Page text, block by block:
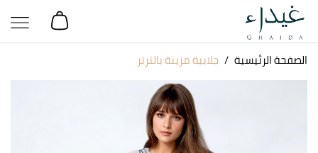
الصفحة الرئيسية جلابية مزينة بالترتر